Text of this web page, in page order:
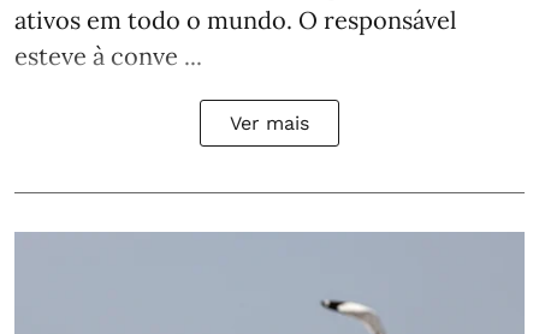
ativos em todo o mundo. O responsável
esteve à conve ...
Ver mais